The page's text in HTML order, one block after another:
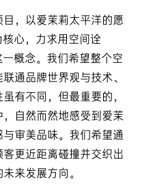
，以爱茉莉太平洋的愿
核心，力求用空间诠
一概念。我们希望整个空
通品牌世界观与技术、
有不同，但最重要的，
自然而然地感受到爱茉
审美品味。我们希望通
更近距离碰撞并交织出
来发展方向。